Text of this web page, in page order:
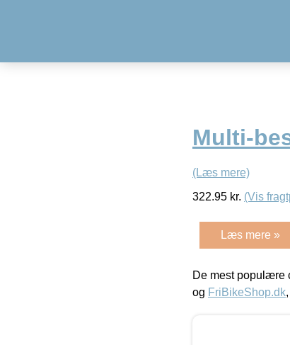
Multi-
(Læs mere)
322.95 kr. (Vis
Læs mere »
De mest populære
og FriBikeShop.dk